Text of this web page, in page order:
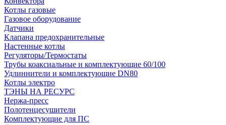
Котлы газовые
Газовое оборудование
Датчики
Клапана предохранительные
Настенные котлы
Регуляторы/Термостаты
Трубы коаксиальные и комплектующие 60/100
Удлиннители и комплектующие DN80
Котлы электро
ТЭНЫ НА РЕСУРС
Нержа-пресс
Полотенцесушители
Комплектующие для ПС